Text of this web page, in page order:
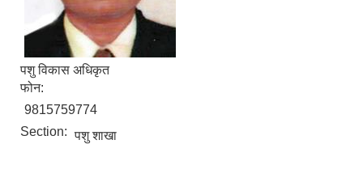
पशु विकास अधिकृत
फोन:
9815759774
Section: पशु शाखा